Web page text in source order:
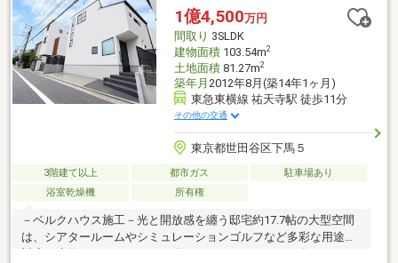
車ペース有■最寄り駅の祐天寺駅周辺には、スーパーやドラッグ
ストア等、買い物施設充実■「世田谷公園」が徒歩圏内♪子育てに
も適した環境です。■目黒区役所徒歩圏内
1億4,500万円
間取り 3SLDK
建物面積103.54m2
土地面積81.27m2
築年月 2012年8月(築14年1ヶ月)
東急東横線 祐天寺駅 徒歩11分
その他の交通
東京都世田谷区下馬５
3階建て以上 都市ガス
駐車場あり
浴室乾燥機
所有権
－ベルクハウス施工－光と開放感を纏う邸宅約17.7帖の大型空間
は、シアタールームやシミュレーションゴルフなど多彩な用途に